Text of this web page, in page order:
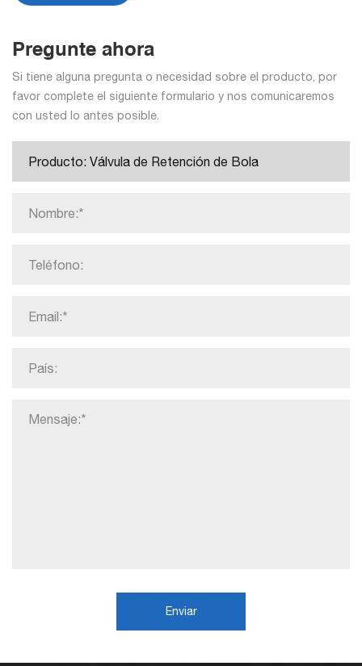
Pregunte ahora
Si tiene alguna pregunta o necesidad sobre el producto, por
favor complete el siguiente formulario y nos comunicaremos
con usted lo antes posible.
Enviar